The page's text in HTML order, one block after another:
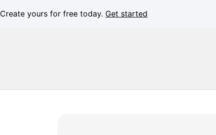
Create yours for free today. Get started